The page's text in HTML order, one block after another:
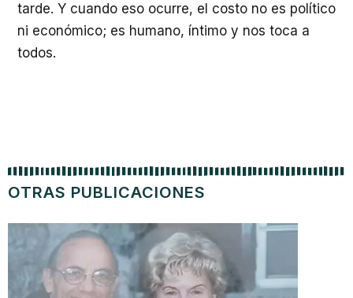
tarde. Y cuando eso ocurre, el costo no es político
ni económico; es humano, íntimo y nos toca a
todos.
OTRAS PUBLICACIONES